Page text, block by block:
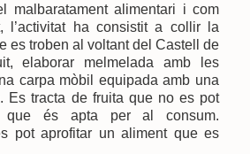
malbaratament alimentari i com
l’activitat ha consistit a collir la
es troben al voltant del Castell de
elaborar melmelada amb les
carpa mòbil equipada amb una
Es tracta de fruita que no es pot
que és apta per al consum.
pot aprofitar un aliment que es